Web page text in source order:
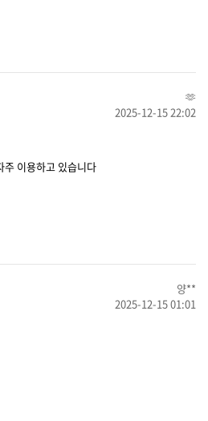
🫶
2025-12-15 22:02
주 이용하고 있습니다
양**
2025-12-15 01:01